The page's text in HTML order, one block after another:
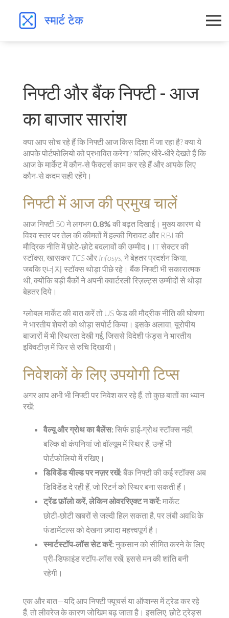
निफ्टी और बैंक निफ्टी - आज
का बाजार सारांश
क्या आप सोच रहे हैं कि निफ्टी आज किस दिशा में जा रहा है? क्या ये
आपके पोर्टफोलियो को प्रभावित करेगा? चलिए धीरे‑धीरे देखते हैं कि
आज के मार्केट में कौन‑से फैक्टर्स काम कर रहे हैं और आपके लिए
कौन‑से कदम सही रहेंगे।
निफ्टी में आज की प्रमुख चालें
आज निफ्टी 50 ने लगभग0.8% की बढ़त दिखाई। मुख्य कारण थे
विश्व स्तर पर तेल की कीमतों में हल्की गिरावट और RBI की
मौद्रिक नीति में छोटे‑छोटे बदलावों की उम्मीद। IT सेक्टर की
स्टॉक्स, खासकर TCSऔर Infosys, ने बेहतर प्रदर्शन किया,
जबकि ए너지 स्टॉक्स थोड़ा पीछे रहे। बैंक निफ्टी भी सकारात्मक
थी, क्योंकि बड़ी बैंकों ने अपनी क्वार्टरली रिज़ल्ट्स उम्मीदों से थोड़ा
बेहतर दिये।
ग्लोबल मार्केट की बात करें तो US फेड की मौद्रीक नीति की घोषणा
ने भारतीय शेयरों को थोड़ा सपोर्ट किया। इसके अलावा, यूरोपीय
बाजारों में भी स्थिरता देखी गई, जिससे विदेशी फंड्स ने भारतीय
इक्विटीज़ में फिर से रुचि दिखायी।
निवेशकों के लिए उपयोगी टिप्स
अगर आप अभी भी निफ्टी पर निवेश कर रहे हैं, तो कुछ बातों का ध्यान
रखें:
वैल्यू और ग्रोथ का बैलेंस: सिर्फ हाई‑ग्रोथ स्टॉक्स नहीं,
बल्कि वो कंपनियां जो वॉल्यूम में स्थिर हैं, उन्हें भी
पोर्टफोलियो में रखिए।
डिविडेंड यील्ड पर नज़र रखें: बैंक निफ्टी की कई स्टॉक्स अब
डिविडेंड दे रही हैं, जो रिटर्न को स्थिर बना सकती हैं।
ट्रेंड फ़ॉलो करें, लेकिन ओवररिएक्ट न करें: मार्केट
छोटी‑छोटी खबरों से जल्दी हिल सकता है, पर लंबी अवधि के
फंडामेंटल्स को देखना ज़्यादा महत्त्वपूर्ण है।
स्मार्टस्टॉप‑लॉस सेट करें: नुकसान को सीमित करने के लिए
प्री‑डिफाइंड स्टॉप‑लॉस रखें, इससे मन की शांति बनी
रहेगी।
एक और बात—यदि आप निफ्टी फ्यूचर्स या ऑप्शन्स में ट्रेड कर रहे
हैं, तो लीवरेज के कारण जोखिम बढ़ जाता है। इसलिए, छोटे ट्रेड्स